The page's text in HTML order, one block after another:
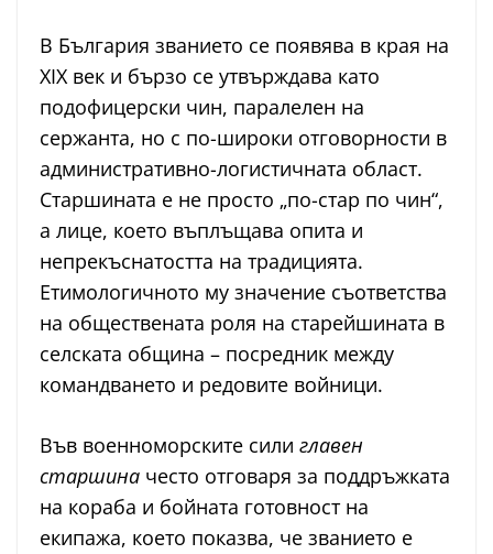
В България званието се появява в края на
XIX век и бързо се утвърждава като
подофицерски чин, паралелен на
сержанта, но с по-широки отговорности в
административно-логистичната област.
Старшината е не просто „по-стар по чин“,
а лице, което въплъщава опита и
непрекъснатостта на традицията.
Етимологичното му значение съответства
на обществената роля на старейшината в
селската община – посредник между
командването и редовите войници.
Във военноморските сили главен
старшина често отговаря за поддръжката
на кораба и бойната готовност на
екипажа, което показва, че званието е